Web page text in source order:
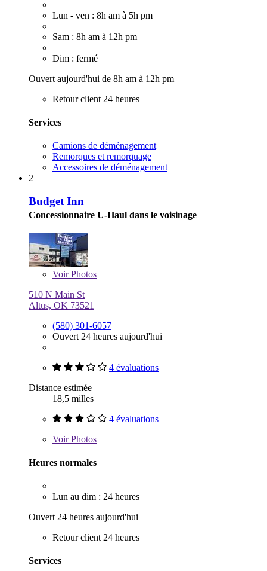
Lun - ven : 8h am à 5h pm
Sam : 8h am à 12h pm
Dim : fermé
Ouvert aujourd'hui de 8h am à 12h pm
Retour client 24 heures
Services
Camions de déménagement
Remorques et remorquage
Accessoires de déménagement
2
Budget Inn
Concessionnaire U-Haul dans le voisinage
VoirPhotos
510 N Main St
Altus, OK 73521
(580) 301-6057
Ouvert 24 heures aujourd'hui
4 évaluations
Distance estimée
18,5 milles
4 évaluations
VoirPhotos
Heures normales
Lun au dim : 24 heures
Ouvert 24 heures aujourd'hui
Retour client 24 heures
Services